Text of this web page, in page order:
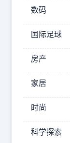
拉
狠
不
保
值
率
工
其
数码
国际足球
房产
家居
时尚
科学探索